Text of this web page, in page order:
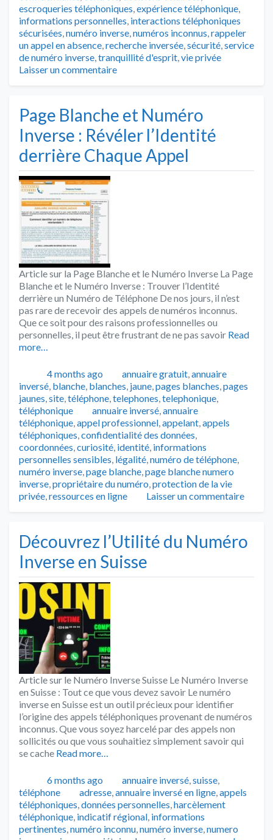
escroqueries téléphoniques,expérience téléphonique,
informations personnelles, interactions téléphoniques
sécurisées,numéro inverse,numéros inconnus,rappeler
un appel en absence,recherche inversée,sécurité,service
de numéro inverse,tranquillité d'esprit,vie privée
Laisser un commentaire
Page Blanche et Numéro
Inverse : Révéler l’Identité
derrière Chaque Appel
Article sur la Page Blanche et le Numéro Inverse La Page
Blanche et le Numéro Inverse : Trouver l’Identité
derrière un Numéro de Téléphone De nos jours, il n’est
pas rare de recevoir des appels de numéros inconnus.
Que ce soit pour des raisons professionnelles ou
personnelles, il peut être frustrant de ne pas savoir Read
more…
Publié
4 months ago Catégories
annuaire gratuit,annuaire
inversé, blanche, blanches, jaune,pages blanches,pages
jaunes,site,téléphone,telephones,telephonique,
téléphonique
Tags
annuaire inversé,annuaire
téléphonique,appel professionnel,appelant,appels
téléphoniques,confidentialité des données,
coordonnées,curiosité, identité, informations
personnelles sensibles, légalité,numéro de téléphone,
numéro inverse,page blanche,page blanche numero
inverse,propriétaire du numéro,protection de la vie
privée,ressources en ligne Laisser un commentaire
Découvrez l’Utilité du Numéro
Inverse en Suisse
Article sur le Numéro Inverse Suisse Le Numéro Inverse
en Suisse : Tout ce que vous devez savoir Le numéro
inverse en Suisse est un outil précieux pour identifier
l’origine des appels téléphoniques provenant de numéros
inconnus. Que vous soyez harcelé par des appels non
sollicités ou que vous souhaitiez simplement savoir qui
se cache Read more…
Publié
6 months ago Catégories
annuaire inversé,suisse,
téléphone
Tags
adresse,annuaire inversé en ligne,appels
téléphoniques,données personnelles,harcèlement
téléphonique, indicatif régional, informations
pertinentes,numéro inconnu,numéro inverse,numero